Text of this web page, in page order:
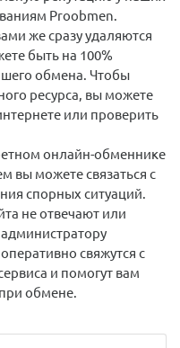
Proobmen.
же сразу удаляются
быть на 100%
обмена. Чтобы
ресурса, вы можете
или проверить
онлайн-обменнике
вы можете связаться с
спорных ситуаций.
не отвечают или
свяжутся с
и помогут вам
обмене.